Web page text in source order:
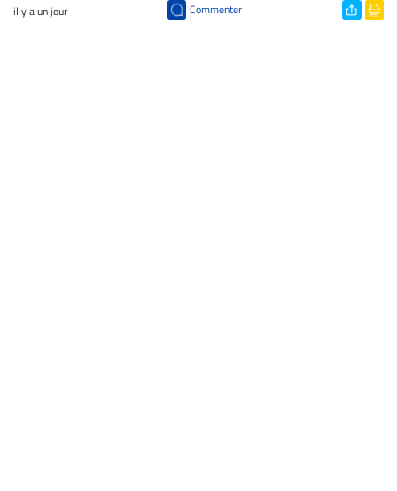
il y a un jour Commenter